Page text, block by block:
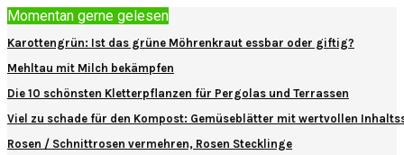
Momentan gerne gelesen
Karottengrün: Ist das grüne Möhrenkraut essbar oder giftig?
Mehltau mit Milch bekämpfen
Die 10 schönsten Kletterpflanzen für Pergolas und Terrassen
Viel zu schade für den Kompost: Gemüseblätter mit wertvollen
Rosen / Schnittrosen vermehren, Rosen Stecklinge